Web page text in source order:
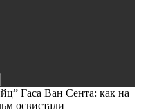
Гаса Ван Сента: как на
освистали